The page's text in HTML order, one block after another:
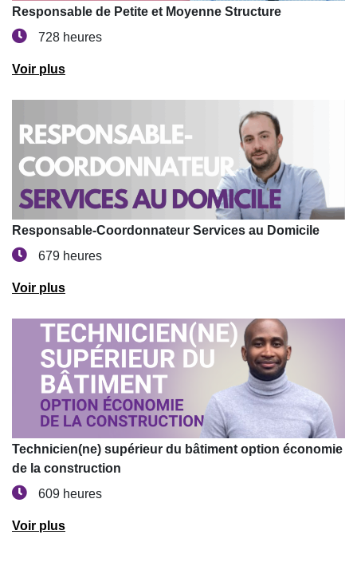
Responsable de Petite et Moyenne Structure
728 heures
Voir plus
Responsable-Coordonnateur Services au Domicile
679 heures
Voir plus
Technicien(ne) supérieur du bâtiment option économie
de la construction
609 heures
Voir plus